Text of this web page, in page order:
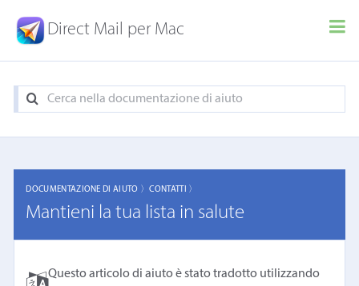
Direct Mail per Mac
DOCUMENTAZIONE DI AIUTO 〉CONTATTI 〉
Mantieni la tua lista in salute
Questo articolo di aiuto è stato tradotto utilizzando